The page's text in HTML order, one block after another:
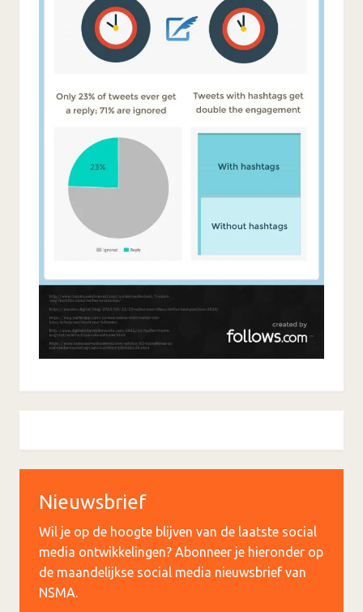
Nieuwsbrief
Wil je op de hoogte blijven van de laatste social
media ontwikkelingen? Abonneer je hieronder op
de maandelijkse social media nieuwsbrief van
NSMA.